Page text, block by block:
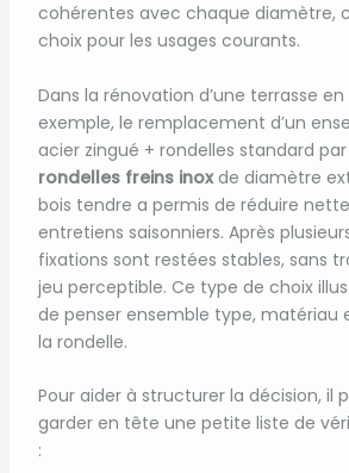
cohérentes avec chaque diamètre,
choix pour les usages courants.
Dans la rénovation d’une terrasse en
exemple, le remplacement d’un
acier zingué + rondelles standard
rondelles freins inoxde diamètre
bois tendre a permis de réduire
entretiens saisonniers. Après
fixations sont restées stables, sans
jeu perceptible. Ce type de choix
de penser ensemble type, matériau
la rondelle.
Pour aider à structurer la décision, il
garder en tête une petite liste de
: